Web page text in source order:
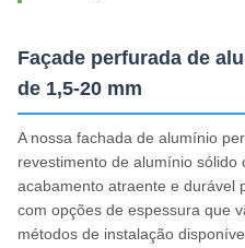
Façade perfurada de
de 1,5-20 mm
A nossa fachada de alumínio
revestimento de alumínio
acabamento atraente e durável
com opções de espessura que
métodos de instalação